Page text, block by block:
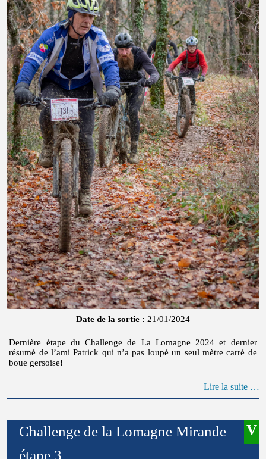
Date de la sortie : 21/01/2024
Dernière étape du Challenge de La Lomagne 2024 et dernier
résumé de l’ami Patrick qui n’a pas loupé un seul mètre carré de
boue gersoise!
Lire la suite …
Challenge de la Lomagne Mirande
étape 3